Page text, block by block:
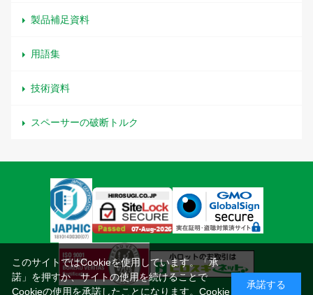
製品補足資料
用語集
技術資料
スペーサーの破断トルク
このサイトではCookieを使用しています。「承
諾」を押すか、サイトの使用を続けることで
Cookieの使用を承諾したことになります。 Cookie
承諾する